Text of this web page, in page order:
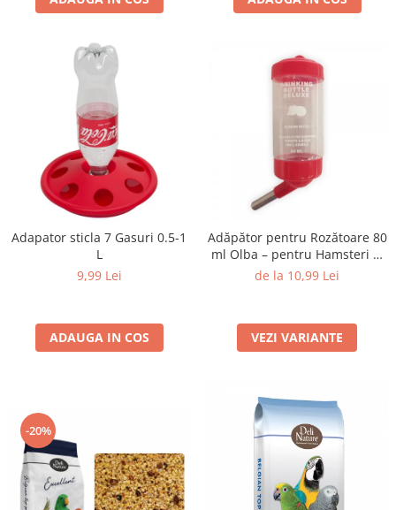
Adapator sticla 7 Gasuri 0.5-1
L
9,99 Lei
ADAUGA IN COS
Adăpător pentru Rozătoare 80
ml Olba – pentru Hamsteri și
Animale Mici
de la 10,99 Lei
VEZI VARIANTE
-20%